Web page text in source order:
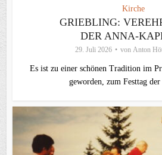
Kirche
GRIEBLING:
DER ANNA-
29. Juli 2026 von Anton
Es ist zu einer schönen Tradition im
geworden, zum Festtag der